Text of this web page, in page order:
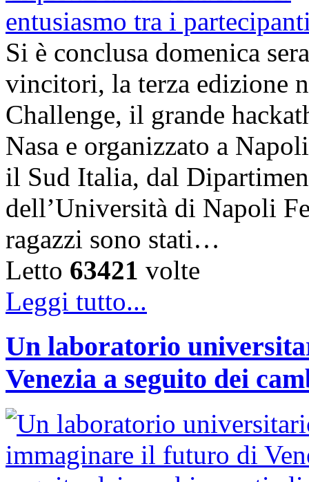
Si è conclusa domenica
vincitori, la terza edizione
Challenge, il grande
Nasa e organizzato a
il Sud Italia, dal
dell’Università di Napoli
ragazzi sono stati…
Letto 63421 volte
Leggi tutto...
Un laboratorio
Venezia a seguito dei